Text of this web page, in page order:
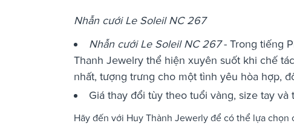
Nhẫn cưới Le Soleil NC 267
Nhẫn cưới Le Soleil NC 267- Trong tiếng
Thanh Jewelry thể hiện xuyên suốt khi chế
nhất, tượng trưng cho một tình yêu hòa hợp,
Giá thay đổi tùy theo tuổi vàng, size tay
Hãy đến với Huy Thành Jewerly để có thể lựa